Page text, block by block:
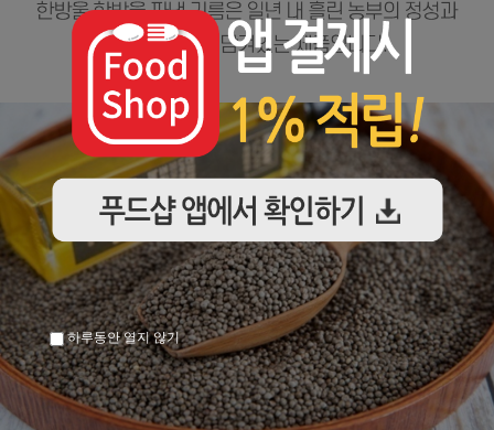
하루동안 열지 않기